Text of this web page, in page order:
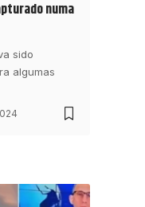
numa
sido
algumas